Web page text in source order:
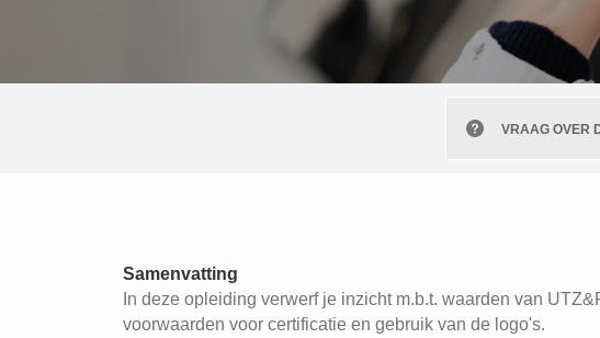
VRAAG OVER
Samenvatting
In deze opleiding verwerf je inzicht m.b.t. waarden van
voorwaarden voor certificatie en gebruik van de logo's.